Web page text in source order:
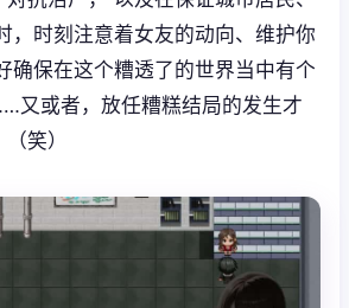
，时刻注意着女友的动向、维护你
确保在这个糟透了的世界当中有个
又或者，放任糟糕结局的发生才
笑）